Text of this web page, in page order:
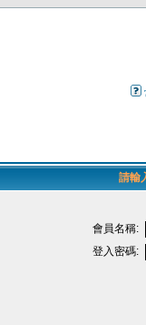
請輸
會員名稱:
登入密碼: